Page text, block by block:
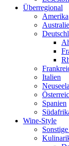
Überregional
Amerika
Italien
Spanien
Wine-Style